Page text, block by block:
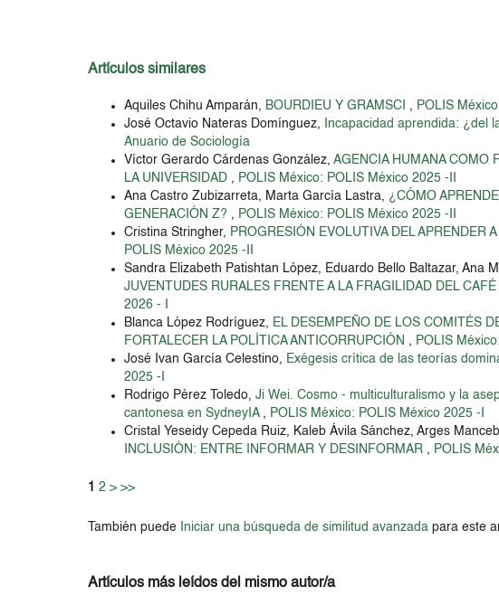
Artículos similares
Aquiles Chihu Amparán, BOURDIEU Y GRAMSCI , POLIS
José Octavio Nateras Domínguez,
Incapacidad aprendida: ¿del
Anuario de Sociología
Víctor Gerardo Cárdenas González,AGENCIA HUMANA COMO
LA UNIVERSIDAD , POLIS México: POLIS México 2025 -II
Ana Castro Zubizarreta, Marta García Lastra, ¿CÓMO
GENERACIÓN Z? , POLIS México: POLIS México 2025 -II
Cristina Stringher, PROGRESIÓN EVOLUTIVA DEL APRENDER
POLIS México 2025 -II
Sandra Elizabeth Patishtan López, Eduardo Bello Baltazar, Ana
JUVENTUDES RURALES FRENTE A LA FRAGILIDAD DEL
2026 - I
Blanca López Rodríguez, EL DESEMPEÑO DE LOS COMITÉS
FORTALECER LA POLÍTICA ANTICORRUPCIÓN , POLIS
José Ivan García Celestino, Exégesis crítica de las teorías
2025 -I
Rodrigo Pérez Toledo,Ji Wei. Cosmo - multiculturalismo y la
cantonesa en SydneyIA , POLIS México: POLIS México 2025 -I
Cristal Yeseidy Cepeda Ruiz, Kaleb Ávila Sánchez, Arges
INCLUSIÓN: ENTRE INFORMAR Y DESINFORMAR , POLIS
1 2 > >>
También puede Iniciar una búsqueda de similitud avanzada para este
Artículos más leídos del mismo autor/a